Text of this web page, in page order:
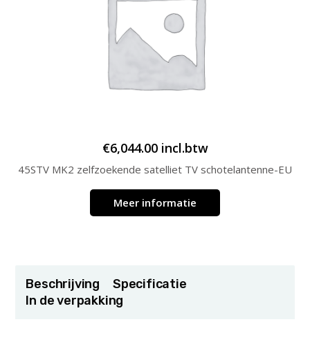
€6,044.00 incl.btw
45STV MK2 zelfzoekende satelliet TV schotelantenne-EU
Meer informatie
Beschrijving
Specificatie
In de verpakking